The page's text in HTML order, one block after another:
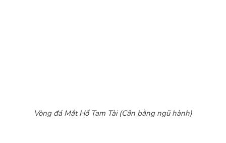
Vòng đá Mắt Hổ Tam Tài (Cân bằng ngũ hành)